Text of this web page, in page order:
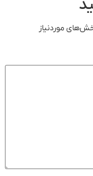
موردنیاز